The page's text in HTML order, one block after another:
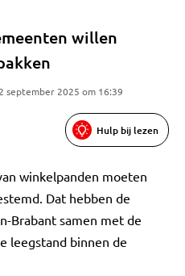
willen
september 2025 om 16:39
Hulp bij lezen
winkelpanden moeten
Dat hebben de
Brabant samen met de
leegstand binnen de